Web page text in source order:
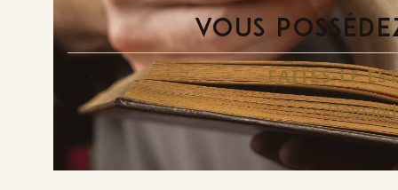
VOUS
FAITES-LE